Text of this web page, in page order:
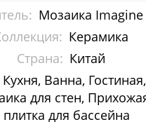
Caramelle Mosaic
Dao
Decor-mosaic
Imagine Mosaic
Мозаика
Керамика
Страна: Китай
Кухня, Ванна,
для стен,
плитка для бассейна